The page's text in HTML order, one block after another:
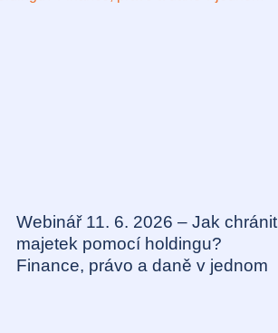
Webinář 11. 6. 2026 – Jak chránit
majetek pomocí holdingu?
Finance, právo a daně v jednom